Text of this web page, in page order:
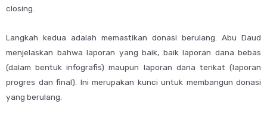
closing.
Langkah kedua adalah memastikan donasi berulang. Abu Daud
menjelaskan bahwa laporan yang baik, baik laporan dana bebas
(dalam bentuk infografis) maupun laporan dana terikat (laporan
progres dan final). Ini merupakan kunci untuk membangun donasi
yang berulang.